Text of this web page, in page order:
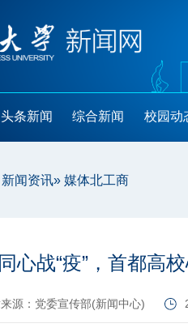
头条新闻 综合新闻 校园动
新闻资讯» 媒体北工商
心战“疫”，首都高
源：党委宣传部(新闻中心)